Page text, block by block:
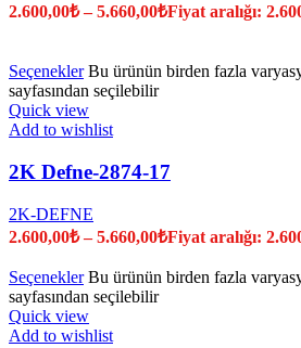
2.600,00₺ –5.660,00₺Fiyat aralığı:
Seçenekler Bu ürünün birden fazla
sayfasından seçilebilir
Quick view
Add to wishlist
2K Defne-2874-17
2K-DEFNE
2.600,00₺ –5.660,00₺Fiyat aralığı:
Seçenekler Bu ürünün birden fazla
sayfasından seçilebilir
Quick view
Add to wishlist